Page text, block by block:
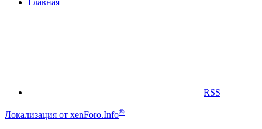
RSS
Локализация от xenForo.Info®